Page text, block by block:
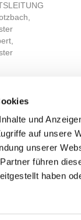
und
auf unsere
unserer
führen
haben